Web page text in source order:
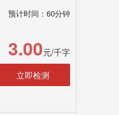
预计时间：60分钟
3.00元/千字
立即检测